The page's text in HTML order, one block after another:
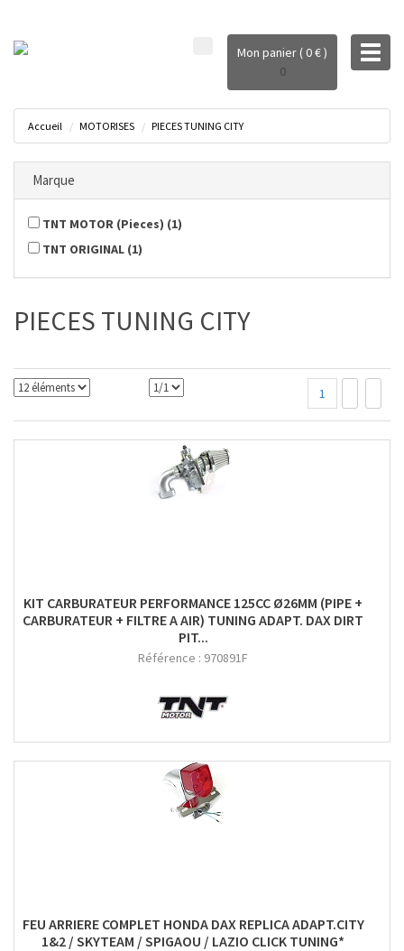
Mon panier ( 0 € )
0
Accueil MOTORISES PIECES TUNING CITY
Marque
TNT MOTOR (Pieces) (1)
TNT ORIGINAL (1)
PIECES TUNING CITY
1
KIT CARBURATEUR PERFORMANCE 125CC Ø26MM (PIPE +
CARBURATEUR + FILTRE A AIR) TUNING ADAPT. DAX DIRT
PIT...
Référence : 970891F
FEU ARRIERE COMPLET HONDA DAX REPLICA ADAPT.CITY
1&2 / SKYTEAM / SPIGAOU / LAZIO CLICK TUNING*